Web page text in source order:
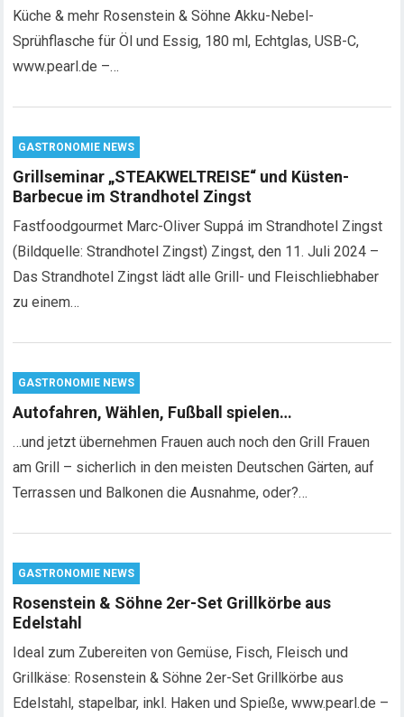
Küche & mehr Rosenstein & Söhne Akku-Nebel-
Sprühflasche für Öl und Essig, 180 ml, Echtglas, USB-C,
www.pearl.de –…
GASTRONOMIE NEWS
Grillseminar „STEAKWELTREISE“ und Küsten-
Barbecue im Strandhotel Zingst
Fastfoodgourmet Marc-Oliver Suppá im Strandhotel Zingst
(Bildquelle: Strandhotel Zingst) Zingst, den 11. Juli 2024 –
Das Strandhotel Zingst lädt alle Grill- und Fleischliebhaber
zu einem…
GASTRONOMIE NEWS
Autofahren, Wählen, Fußball spielen…
…und jetzt übernehmen Frauen auch noch den Grill Frauen
am Grill – sicherlich in den meisten Deutschen Gärten, auf
Terrassen und Balkonen die Ausnahme, oder?…
GASTRONOMIE NEWS
Rosenstein & Söhne 2er-Set Grillkörbe aus
Edelstahl
Ideal zum Zubereiten von Gemüse, Fisch, Fleisch und
Grillkäse: Rosenstein & Söhne 2er-Set Grillkörbe aus
Edelstahl, stapelbar, inkl. Haken und Spieße, www.pearl.de –